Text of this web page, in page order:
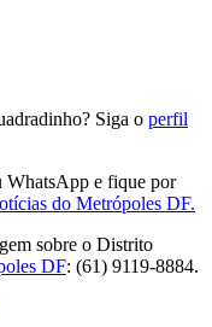
Siga o perfil
WhatsApp e fique por
do Metrópoles DF.
sobre o Distrito
DF: (61) 9119-8884.